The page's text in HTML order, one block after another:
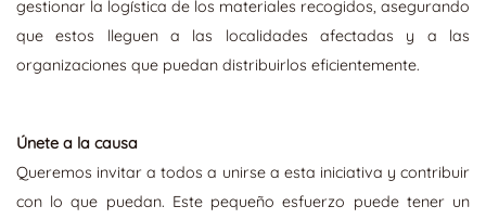
gestionar la logística de los materiales recogidos, asegurando
que estos lleguen a las localidades afectadas y a las
organizaciones que puedan distribuirlos eficientemente.
Únete a la causa
Queremos invitar a todos a unirse a esta iniciativa y contribuir
con lo que puedan. Este pequeño esfuerzo puede tener un